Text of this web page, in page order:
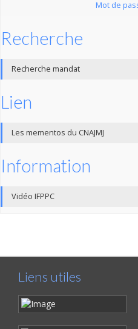
Mot de
Recherche
Recherche mandat
Lien
Les mementos du CNAJMJ
Information
Vidéo IFPPC
Liens utiles